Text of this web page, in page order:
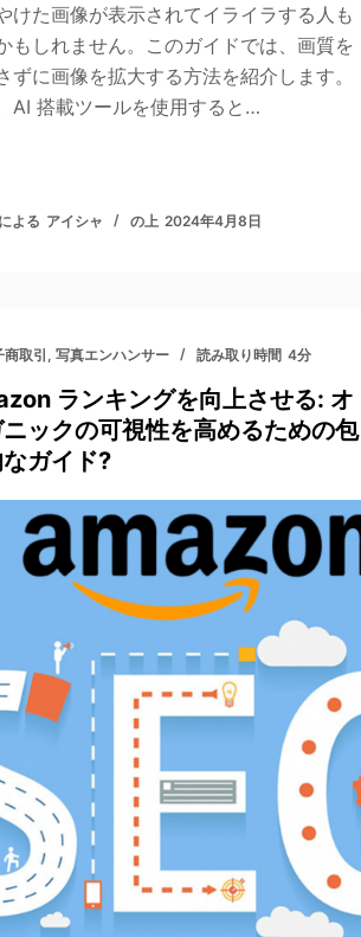
けた画像が表示されてイライラする人も
もしれません。このガイドでは、画質を
ずに画像を拡大する方法を紹介します。
AI 搭載ツールを使用すると…
による アイシャ の上 2024年4月8日
商取引 ,写真エンハンサー 読み取り時間 4分
ランキングを向上させる: オ
ックの可視性を高めるための包
ガイド?